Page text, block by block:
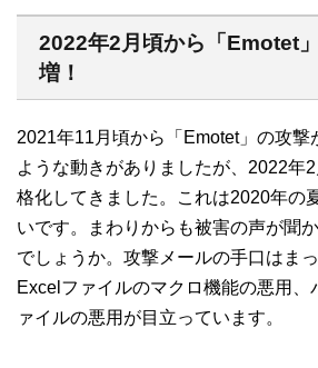
2022年2月頃から「Emotet
増！
2021年11月頃から「Emotet」の攻撃
ような動きがありましたが、2022年
格化してきました。これは2020年の
いです。まわりからも被害の声が聞
でしょうか。攻撃メールの手口はま
Excelファイルのマクロ機能の悪用、
ァイルの悪用が目立っています。